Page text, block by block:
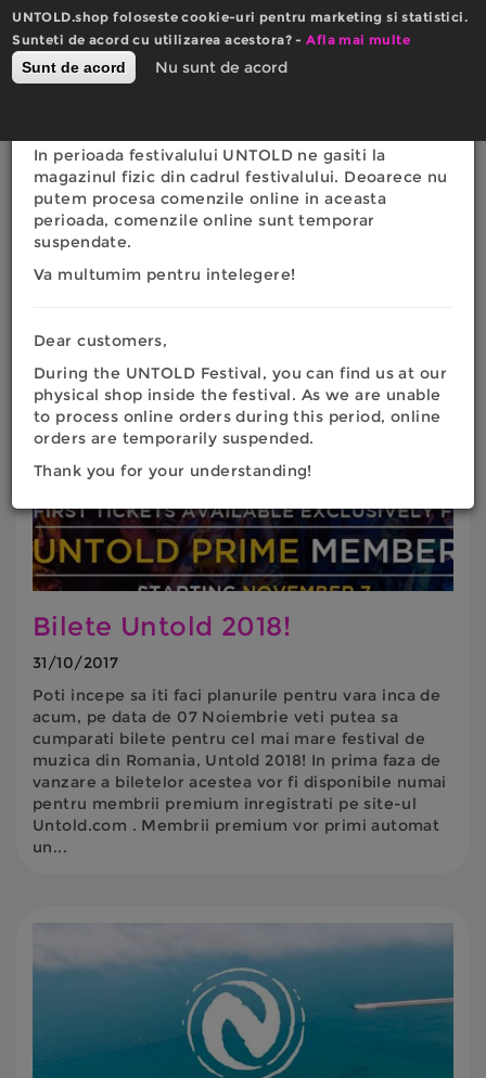
UNTOLD.shop foloseste cookie-uri pentru marketing si statistici.
Sunteti de acord cu utilizarea acestora? -Afla mai multe
Sunt de acord Nu sunt de acord
Mergi
la
conţinutul
principal
0
Română
Eşti
aici
Acasa | Blog
BLOG
Bilete Untold 2018!
31/10/2017
Poti incepe sa iti faci planurile pentru vara inca de
acum, pe data de 07 Noiembrie veti putea sa
cumparati bilete pentru cel mai mare festival de
muzica din Romania, Untold 2018! In prima faza de
vanzare a biletelor acestea vor fi disponibile numai
pentru membrii premium inregistrati pe site-ul
Untold.com . Membrii premium vor primi automat
un...
Actualizare website
In perioada festivalului UNTOLD ne gasiti la
magazinul fizic din cadrul festivalului. Deoarece nu
putem procesa comenzile online in aceasta
perioada, comenzile online sunt temporar
suspendate.
Va multumim pentru intelegere!
Dear customers,
During the UNTOLD Festival, you can find us at our
physical shop inside the festival. As we are unable
to process online orders during this period, online
orders are temporarily suspended.
Thank you for your understanding!